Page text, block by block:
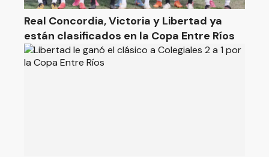
Real Concordia, Victoria y Libertad ya
están clasificados en la Copa Entre Ríos